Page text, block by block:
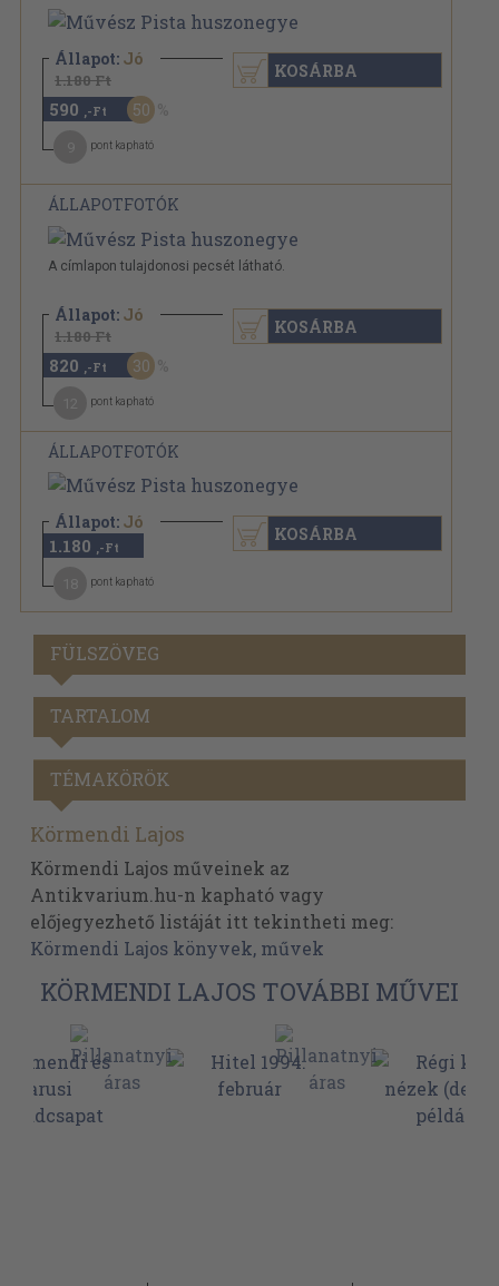
Állapot: Jó
1.180 Ft
590 ,-Ft 50
pont kapható
KOSÁRBA
ÁLLAPOTFOTÓK
A címlapon tulajdonosi pecsét látható.
Állapot: Jó
1.180 Ft
820 ,-Ft 30
pont kapható
KOSÁRBA
ÁLLAPOTFOTÓK
Állapot: Jó
1.180 ,-Ft
pont kapható
KOSÁRBA
FÜLSZÖVEG
TARTALOM
TÉMAKÖRÖK
Körmendi Lajos
Körmendi Lajos műveinek az
Antikvarium.hu-n kapható vagy
előjegyezhető listáját itt tekintheti meg:
Körmendi Lajos könyvek, művek
KÖRMENDI LAJOS TOVÁBBI MŰVEI